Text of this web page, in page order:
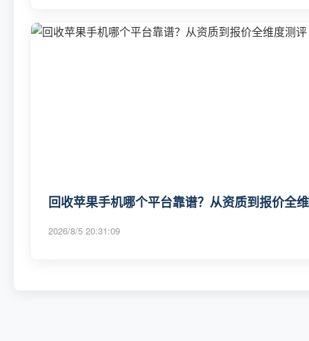
回收苹果手机哪个平台靠谱？从资质到报价全
2026/8/5 20:31:09